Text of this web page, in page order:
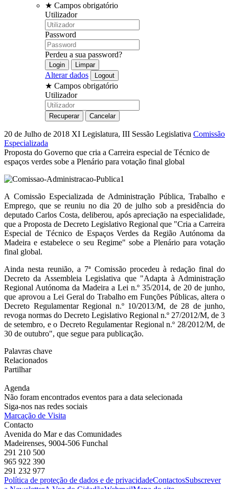
★ Campos obrigatório
Utilizador
Password
Perdeu a sua password?
Alterar dados
★ Campos obrigatório
Utilizador
20 de Julho de 2018 XI Legislatura, III Sessão Legislativa Comissão
Especializada
Proposta do Governo que cria a Carreira especial de Técnico de
espaços verdes sobe a Plenário para votação final global
A Comissão Especializada de Administração Pública, Trabalho e
Emprego, que se reuniu no dia 20 de julho sob a presidência do
deputado Carlos Costa, deliberou, após apreciação na especialidade,
que a Proposta de Decreto Legislativo Regional que "Cria a Carreira
Especial de Técnico de Espaços Verdes da Região Autónoma da
Madeira e estabelece o seu Regime" sobe a Plenário para votação
final global.
Ainda nesta reunião, a 7ª Comissão procedeu à redação final do
Decreto da Assembleia Legislativa que "Adapta à Administração
Regional Autónoma da Madeira a Lei n.º 35/2014, de 20 de junho,
que aprovou a Lei Geral do Trabalho em Funções Públicas, altera o
Decreto Regulamentar Regional n.º 10/2013/M, de 28 de junho,
revoga normas do Decreto Legislativo Regional n.º 27/2012/M, de 3
de setembro, e o Decreto Regulamentar Regional n.º 28/2012/M, de
30 de outubro", que segue para publicação.
Palavras chave
Relacionados
Partilhar
Agenda
Não foram encontrados eventos para a data selecionada
Siga-nos nas redes sociais
Marcação de Visita
Contacto
Avenida do Mar e das Comunidades
Madeirenses, 9004-506 Funchal
291 210 500
965 922 390
291 232 977
Política de proteção de dados e de privacidadeContactosSubscrever